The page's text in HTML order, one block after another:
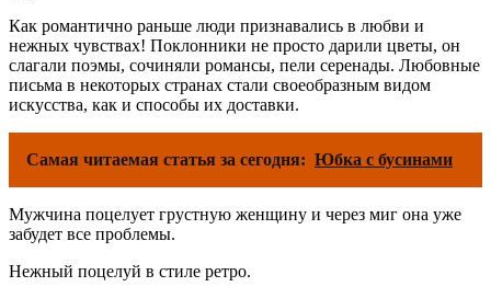
Как романтично раньше люди признавались в любви и
нежных чувствах! Поклонники не просто дарили цветы, он
слагали поэмы, сочиняли романсы, пели серенады. Любовные
письма в некоторых странах стали своеобразным видом
искусства, как и способы их доставки.
Самая читаемая статья за сегодня: Юбка с бусинами
Мужчина поцелует грустную женщину и через миг она уже
забудет все проблемы.
Нежный поцелуй в стиле ретро.